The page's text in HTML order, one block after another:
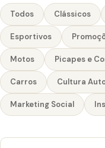
Todos Clássicos
Esportivos
Motos Picapes e
Carros Cultura
Marketing Social